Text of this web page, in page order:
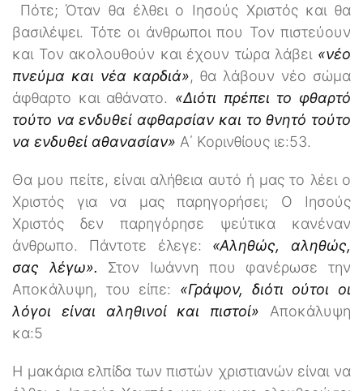
Πότε; Όταν θα έλθει ο Ιησούς Χριστός και θα
βασιλέψει. Τότε οι άνθρωποι που Τον πιστεύουν
και Τον ακολουθούν και έχουν τώρα λάβει «νέο
πνεύμα και νέα καρδιά», θα λάβουν νέο σώμα
άφθαρτο και αθάνατο. «Διότι πρέπει το φθαρτό
τούτο να ενδυθεί αφθαρσίαν και το θνητό τούτο
να ενδυθεί αθανασίαν» Α΄ Κορινθίους ιε:53.
Θα μου πείτε, είναι αλήθεια αυτό ή μας το λέει ο
Χριστός για να μας παρηγορήσει; Ο Ιησούς
Χριστός δεν παρηγόρησε ψεύτικα κανέναν
άνθρωπο. Πάντοτε έλεγε: «Αληθώς, αληθώς,
σας λέγω». Στον Ιωάννη που φανέρωσε την
Αποκάλυψη, του είπε: «Γράψον, διότι ούτοι οι
λόγοι είναι αληθινοί και πιστοί» Αποκάλυψη
κα:5
Η μακάρια ελπίδα των πιστών χριστιανών είναι να